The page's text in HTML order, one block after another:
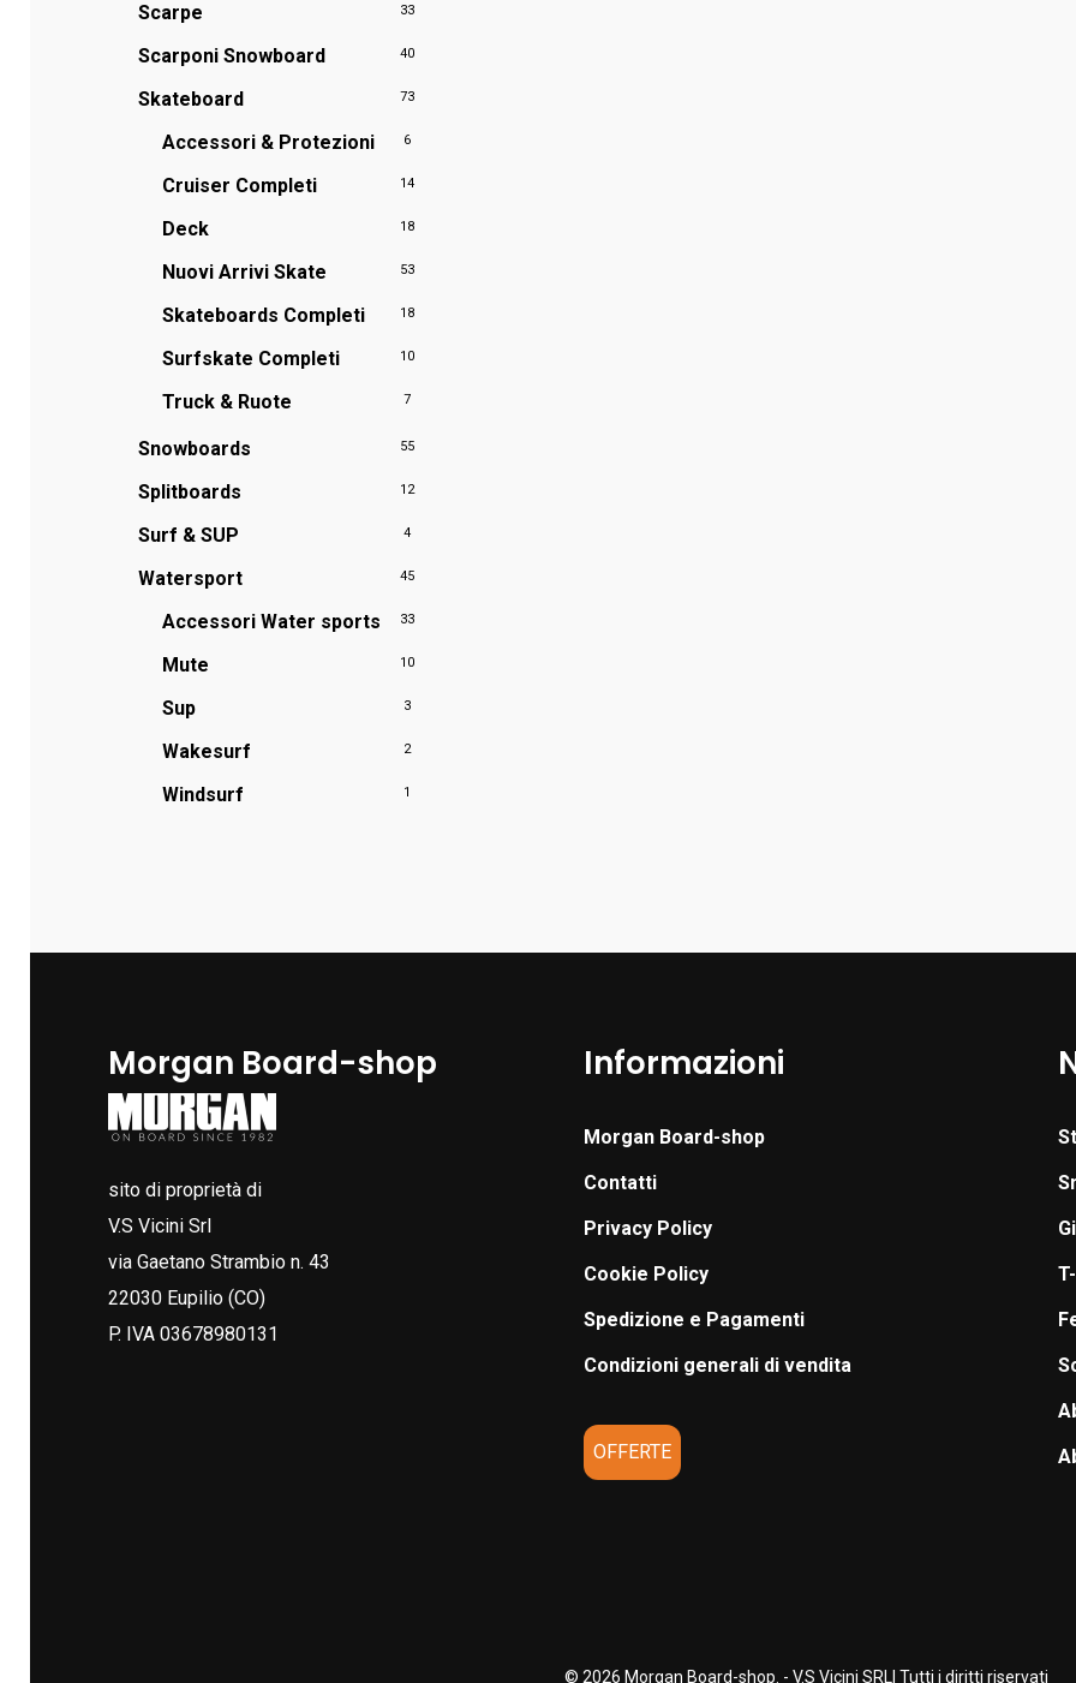
Scarpe 33
Scarponi Snowboard 40
Skateboard 73
Accessori & Protezioni 6
Cruiser Completi 14
Deck 18
Nuovi Arrivi Skate 53
Skateboards Completi 18
Surfskate Completi 10
Truck & Ruote 7
Snowboards 55
Splitboards 12
Surf & SUP 4
Watersport 45
Accessori Water sports 33
Mute 10
Sup 3
Wakesurf 2
Windsurf 1
Morgan Board-shop
sito di proprietà di
V.S Vicini Srl
via Gaetano Strambio n. 43
22030 Eupilio (CO)
P. IVA 03678980131
Informazioni
Morgan Board-shop
Contatti
Privacy Policy
Cookie Policy
Spedizione e Pagamenti
Condizioni generali di vendita
OFFERTE
© 2026 Morgan Board-shop. - V.S Vicini SRL| Tutti i diritti riservati